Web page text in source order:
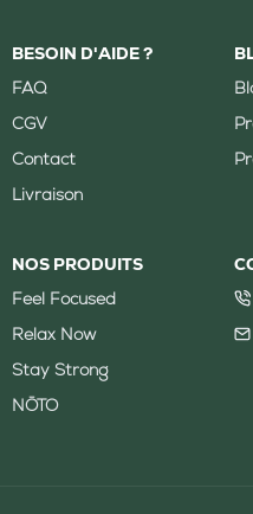
BESOIN D'AIDE ?
FAQ
CGV
Contact
Livraison
NOS PRODUITS
Feel Focused
Relax Now
Stay Strong
NŌTO